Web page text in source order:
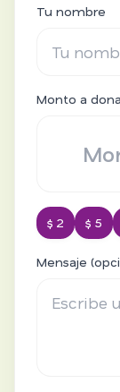
Tu nombre
Monto a
$ 2 $ 5
Mensaje